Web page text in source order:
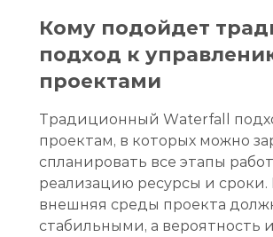
Кому подойдет
подход к
проектами
Традиционный Waterfall
проектам, в которых можно
спланировать все этапы
реализацию ресурсы и сроки.
внешняя среды проекта
стабильными, а вероятность